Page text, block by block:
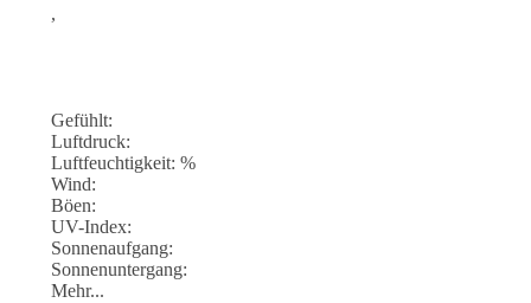
,
Gefühlt:
Luftdruck:
Luftfeuchtigkeit: %
Wind:
Böen:
UV-Index:
Sonnenaufgang:
Sonnenuntergang:
Mehr...